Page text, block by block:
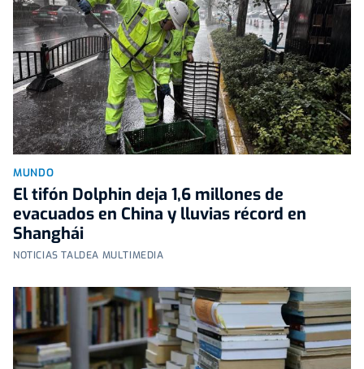
MUNDO
El tifón Dolphin deja 1,6 millones de
evacuados en China y lluvias récord en
Shanghái
NOTICIAS TALDEA MULTIMEDIA